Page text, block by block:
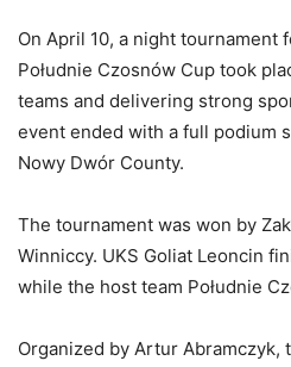
On April 10, a night tournament
Południe Czosnów Cup took
teams and delivering strong
event ended with a full podium
Nowy Dwór County.
The tournament was won by
Winniccy. UKS Goliat Leoncin
while the host team Południe
Organized by Artur Abramczyk,